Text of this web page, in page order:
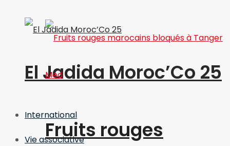
El Jadida Moroc’Co 25
International
Vie associative
Fruits rouges